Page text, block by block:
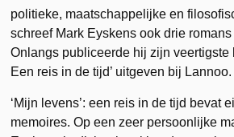
politieke, maatschappelijke en
schreef Mark Eyskens ook drie
Onlangs publiceerde hij zijn veertigste
Een reis in de tijd’ uitgeven bij Lannoo.
‘Mijn levens’: een reis in de tijd bevat
memoires. Op een zeer persoonlijke